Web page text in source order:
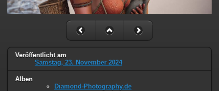
Veröffentlicht am
Samstag, 23. November 2024
Alben
Diamond-Photography.de